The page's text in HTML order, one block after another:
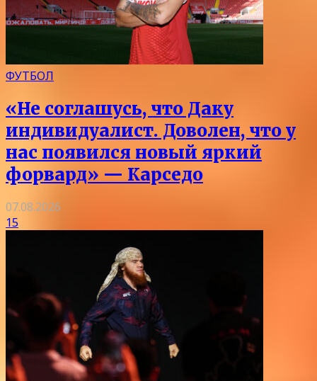
ФУТБОЛ
«Не соглашусь, что Даку
индивидуалист. Доволен, что у
нас появился новый яркий
форвард» — Карседо
07.08.2026
15